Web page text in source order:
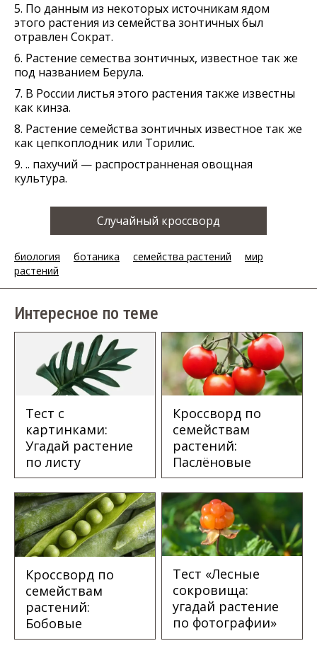
5. По данным из некоторых источникам ядом
этого растения из семейства зонтичных был
отравлен Сократ.
6. Растение семества зонтичных, известное так же
под названием Берула.
7. В России листья этого растения также известны
как кинза.
8. Растение семейства зонтичных известное так же
как цепкоплодник или Торилис.
9. .. пахучий — распространненая овощная
культура.
Случайный кроссворд
биология ботаника семейства растений
мир
растений
Интересное по теме
Тест с
картинками:
Угадай растение
по листу
Кроссворд по
семействам
растений:
Паслёновые
Кроссворд по
семействам
растений:
Бобовые
Тест «Лесные
сокровища:
угадай растение
по фотографии»